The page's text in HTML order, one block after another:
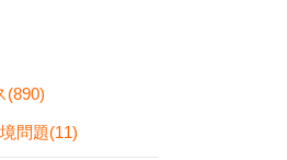
(890)
問題(11)